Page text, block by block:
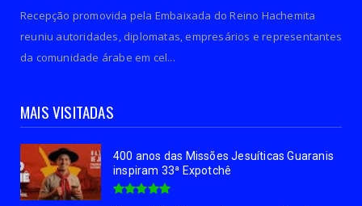
Recepção promovida pela Embaixada do Reino Hachemita
reuniu autoridades, diplomatas, empresários e representantes
da comunidade árabe em cel...
MAIS VISITADAS
400 anos das Missões Jesuíticas Guaranis
inspiram 33ª Expotchê